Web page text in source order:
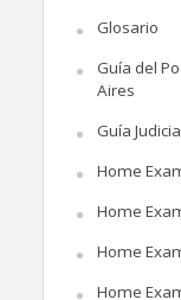
Glosario
Guía del
Aires
Guía
Home
Home
Home
Home